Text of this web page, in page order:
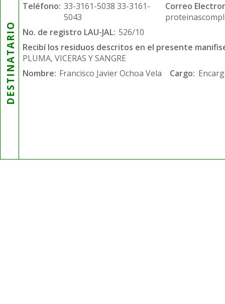
DESTINATARIO
Teléfono: 33-3161-5038 33-3161-
5043
Correo
No. de registro LAU-JAL: 526/10
Recibí los residuos descritos en el presente
PLUMA, VICERAS Y SANGRE
Nombre: Francisco Javier Ochoa Vela Cargo: